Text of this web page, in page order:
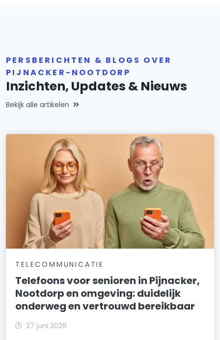
PERSBERICHTEN & BLOGS OVER
PIJNACKER-NOOTDORP
Inzichten, Updates & Nieuws
Bekijk alle artikelen
TELECOMMUNICATIE
Telefoons voor senioren in Pijnacker,
Nootdorp en omgeving: duidelijk
onderweg en vertrouwd bereikbaar
27 juni 2026